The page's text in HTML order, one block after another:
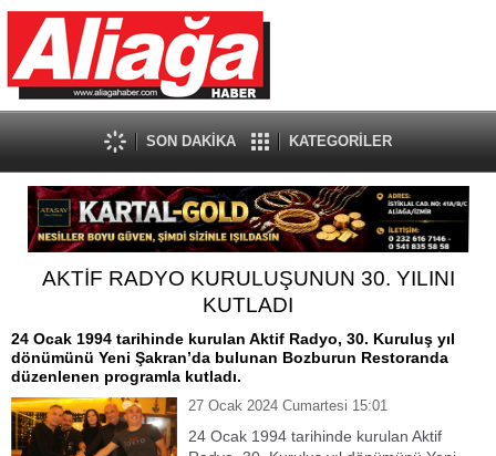
SON DAKİKA KATEGORİLER
AKTİF RADYO KURULUŞUNUN 30. YILINI
KUTLADI
24 Ocak 1994 tarihinde kurulan Aktif Radyo, 30. Kuruluş yıl
dönümünü Yeni Şakran’da bulunan Bozburun Restoranda
düzenlenen programla kutladı.
27 Ocak 2024 Cumartesi 15:01
24 Ocak 1994 tarihinde kurulan Aktif